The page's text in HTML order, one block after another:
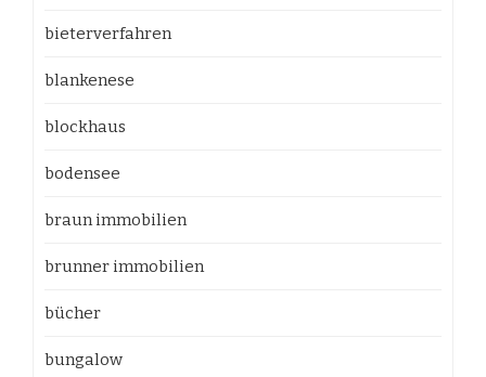
bieterverfahren
blankenese
blockhaus
bodensee
braun immobilien
brunner immobilien
bücher
bungalow